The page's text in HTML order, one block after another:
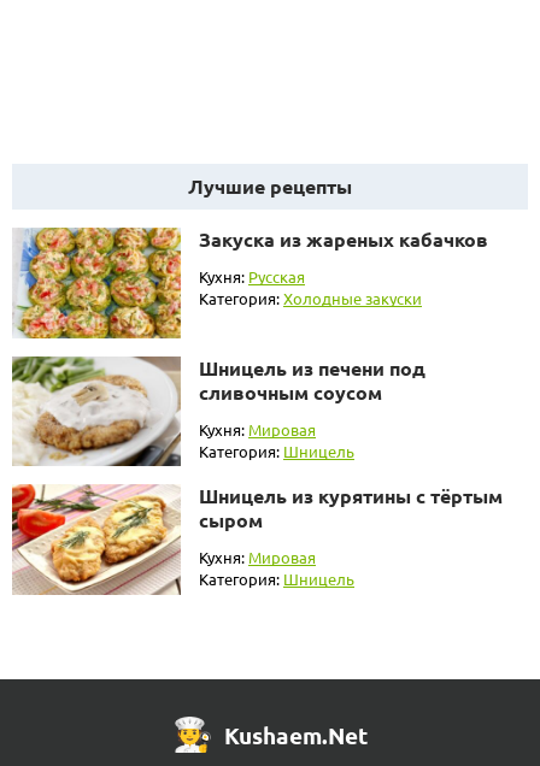
Лучшие рецепты
Закуска из жареных кабачков
Кухня: Русская
Категория:Холодные закуски
Шницель из печени под
сливочным соусом
Кухня: Мировая
Категория: Шницель
Шницель из курятины с тёртым
сыром
Кухня:Мировая
Категория: Шницель
Kushaem.Net